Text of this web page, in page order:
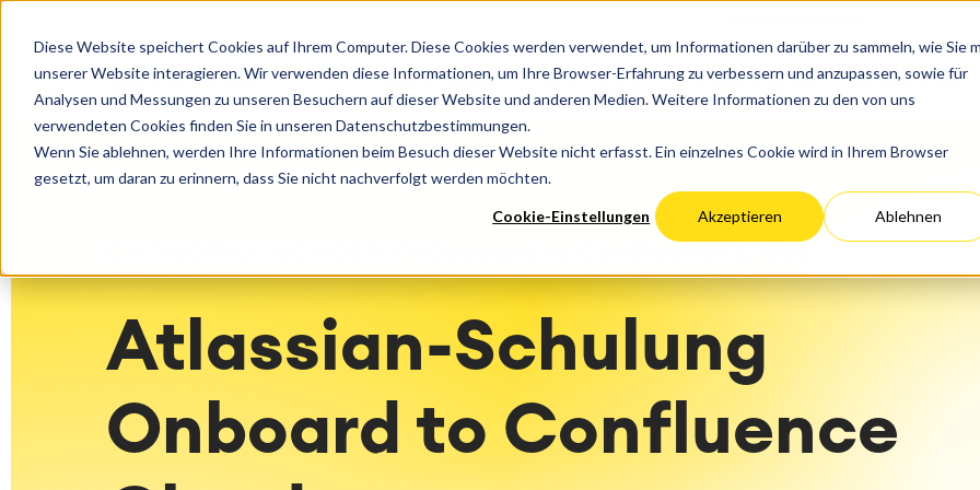
Diese Website speichert Cookies auf Ihrem Computer. Diese Cookies werden verwendet, um Informationen darüber zu sammeln, wie Sie
unserer Website interagieren. Wir verwenden diese Informationen, um Ihre Browser-Erfahrung zu verbessern und anzupassen, sowie für
Analysen und Messungen zu unseren Besuchern auf dieser Website und anderen Medien. Weitere Informationen zu den von uns
verwendeten Cookies finden Sie in unseren Datenschutzbestimmungen.
Wenn Sie ablehnen, werden Ihre Informationen beim Besuch dieser Website nicht erfasst. Ein einzelnes Cookie wird in Ihrem Browser
gesetzt, um daran zu erinnern, dass Sie nicht nachverfolgt werden möchten.
Cookie-Einstellungen Akzeptieren Ablehnen
SOLUTIONS
DevOps
Requirements Management
Agile Development
Test Management
Technische Dokumentation
IT Service Management & CMDB
Service Management Journey
Enterprise Service Management
Asset Management
Omnichannel Kundenservice
Industrielle Instandhaltung
Zeiterfassung, Planung und
Überstunden
LMS / eLearning
ERP Solutions
Reports und Dashboards
Arbeitsmanagement
Artificial Intelligence
SAP Integration
SERVICES
Beratung
Lizenzen
Trainings
Alle catworkx-, Atlassian-, App- und
Methodenschulungen
Trainingskalender
Individuelle Lerninhaltserstellung
Selbststudium in Ihrem System
IT Landscape Discovery &
Optimization
ITSM Assessment
ITSM Implementation
RESSOURCEN
Events und Webinare Kundengeschichten
ÜBER UNS
Erfahren Sie mehr über catworkx Deutschland US
Partner Netzwerk
Atlassian-Schulung
Onboard to Confluence